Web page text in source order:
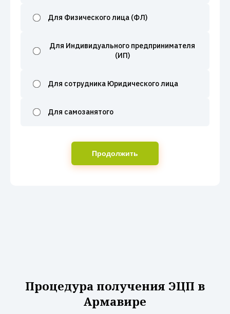
Для Физического лица (ФЛ)
Для Индивидуального предпринимателя
(ИП)
Для сотрудника Юридического лица
Для самозанятого
Продолжить
Процедура получения ЭЦП в
Армавире